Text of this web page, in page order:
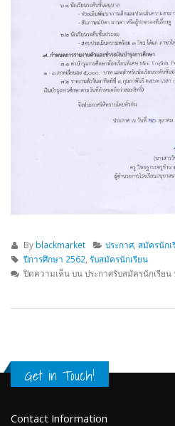
By blackmarket ประกาศ ,สมัครนักเ
ปีการศึกษา 2562 รับสมัครนักเรียน
ปิดความเห็นบน ประกาศรับสมัครนักเรียน
Get in Touch!
Contact Information